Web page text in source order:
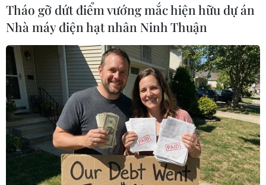
Cháy nhà máy hóa chất ở Pháp, lo ngại
nguy cơ ô nhiễm sông Seine
26/09/2019 10:59
Chỉ huy lực lượng cứu hỏa địa phương cảnh báo nhiều
khu vực của nhà máy có thể phát nổ, gây ra phản ứng
Tháo gỡ dứt điểm vướng mắc hiện hữu dự án
Nhà máy điện hạt nhân Ninh Thuận